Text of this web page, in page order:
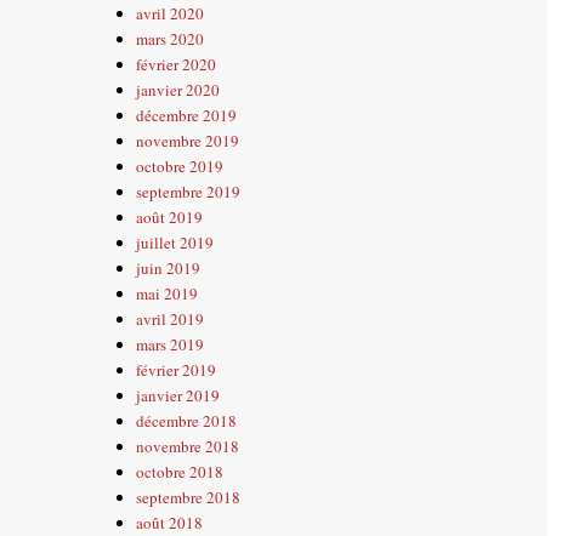
avril 2020
mars 2020
février 2020
janvier 2020
décembre 2019
novembre 2019
octobre 2019
septembre 2019
août 2019
juillet 2019
juin 2019
mai 2019
avril 2019
mars 2019
février 2019
janvier 2019
décembre 2018
novembre 2018
octobre 2018
septembre 2018
août 2018